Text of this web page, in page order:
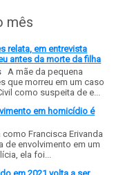
mês
relata, em entrevista
antes da morte da filha
A mãe da pequena
que morreu em um caso
como suspeita de e...
em homicídio é
Francisca Erivanda
de envolvimento em um
ela foi...